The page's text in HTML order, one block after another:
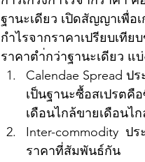
ฐานะเดียว เปิดสัญญาเพื่อ
กำไรจากราคาเปรียบเที
ราคาตำ่กว่าฐานะเดียว แ
Calendae Spread
เป็นฐานะซื้อสเปรตคื
เดือนไกล้ขายเดือนไ
Inter-commodity
ราคาที่สัมพันธ์กัน